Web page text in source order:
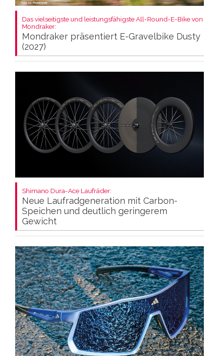
Das vielseitigste und leistungsfähigste All-Round-E-Bike von
Mondraker:
Mondraker präsentiert E-Gravelbike Dusty
(2027)
Shimano Dura-Ace Laufräder:
Neue Laufradgeneration mit Carbon-
Speichen und deutlich geringerem
Gewicht